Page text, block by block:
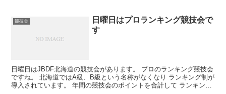
競技会
日曜日はプロランキング競技会で
す
日曜日はJBDF北海道の競技会があります。 プロのランキング競技会
ですね。 北海道ではA級、B級という名称がなくなり ランキング制が
導入されています。 年間の競技会のポイントを合計して ランキング